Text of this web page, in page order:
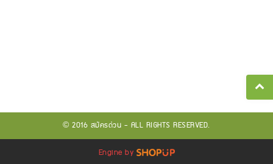
© 2016 สมัครด่วน - ALL RIGHTS RESERVED.
Engine by